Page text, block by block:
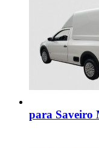
para Saveiro